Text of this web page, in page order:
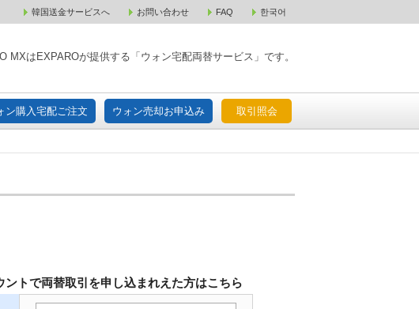
韓国送金サービスへ お問い合わせ FAQ 한국어
MXはEXPAROが提供する「ウォン宅配両替サービス」です。
ン購入宅配ご注文 ウォン売却お申込み 取引照会
ウォン購入宅配ご注文 ウォン売却お申込み 取引照会
ントで両替取引を申し込まれえた方はこちら